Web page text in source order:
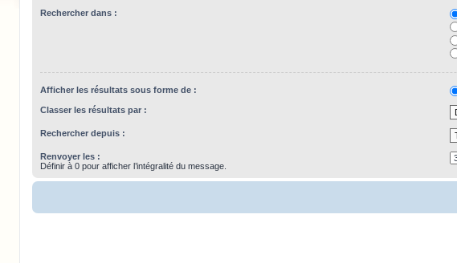
Rechercher dans :
Afficher les résultats sous forme de :
Classer les résultats par :
Rechercher depuis :
Renvoyer les :
Définir à 0 pour afficher l’intégralité du message.